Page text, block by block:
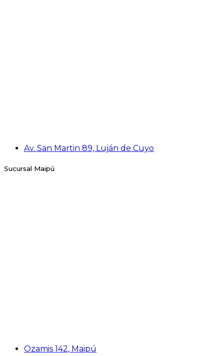
Av. San Martin 89, Luján de Cuyo
Sucursal Maipú
Ozamis 142, Maipú